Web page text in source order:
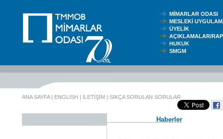
MİMARLAR ODASI
MESLEKİ
ÜYELİK
AÇIKLAMALAR/
HUKUK
SMGM
ANA SAYFA| ENGLISH | İLETİŞİM | SIKÇA SORULAN SORULAR
Haberler